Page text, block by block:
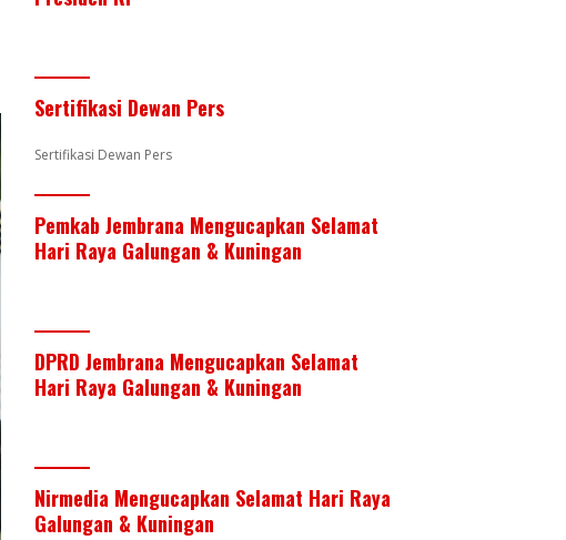
e er
k
Sertifikasi Dewan Pers
Sertifikasi Dewan Pers
Pemkab Jembrana Mengucapkan Selamat
Hari Raya Galungan & Kuningan
DPRD Jembrana Mengucapkan Selamat
Hari Raya Galungan & Kuningan
Nirmedia Mengucapkan Selamat Hari Raya
Galungan & Kuningan